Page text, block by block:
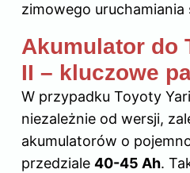
zimowego uruchamiania
Akumulator do
II – kluczowe
W przypadku Toyoty
niezależnie od wersji,
akumulatorów o
przedziale 40-45 Ah.